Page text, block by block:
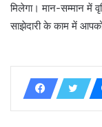
मिलेगा। मान-सम्मान में
साझेदारी के काम में